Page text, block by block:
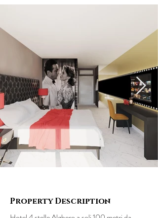
Property Description